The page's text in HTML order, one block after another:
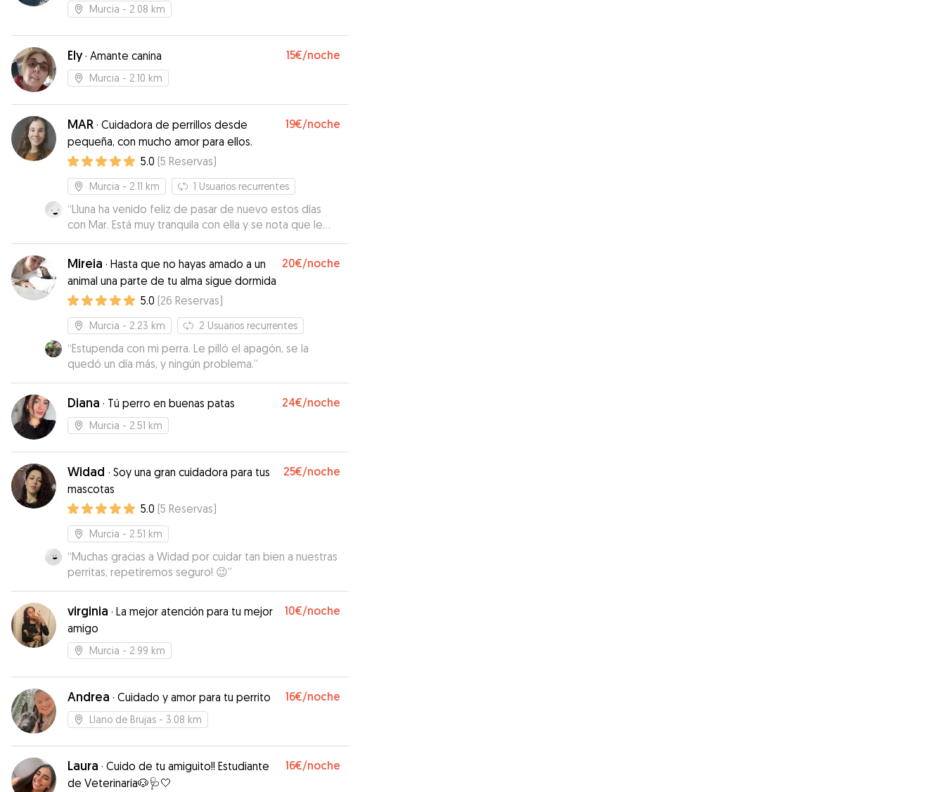
Murcia - 2.08 km
Ely· Amante canina 15€/noche
Murcia - 2.10 km
MAR · Cuidadora de perrillos desde
pequeña, con mucho amor para ellos.
19€/noche
5.0 (5 Reservas)
Murcia - 2.11 km 1 Usuarios recurrentes
“Lluna ha venido feliz de pasar de nuevo estos días
con Mar. Está muy tranquila con ella y se nota que le
gusta su compañía . La verdad es que yo me quedo
súper tranquila cuando se queda con ella . Me informa
y envía fotos todos los días y está disponible y con
buena disposición para cualquier consulta o necesidad
que surja . Gracias Mar!!!”
Mireia · Hasta que no hayas amado a un
animal una parte de tu alma sigue dormida
20€/noche
5.0 (26 Reservas)
Murcia - 2.23 km 2 Usuarios recurrentes
“Estupenda con mi perra. Le pilló el apagón, se la
quedó un día más, y ningún problema.”
Diana · Tú perro en buenas patas 24€/noche
Murcia - 2.51 km
Widad · Soy una gran cuidadora para tus
mascotas
25€/noche
5.0 (5 Reservas)
Murcia - 2.51 km
“Muchas gracias a Widad por cuidar tan bien a nuestras
perritas, repetiremos seguro! 😉”
virginia · La mejor atención para tu mejor
amigo
10€/noche
Murcia - 2.99 km
Andrea · Cuidado y amor para tu perrito 16€/noche
Llano de Brujas - 3.08 km
Laura · Cuido de tu amiguito!! Estudiante
de Veterinaria🐶🩺🤍
16€/noche